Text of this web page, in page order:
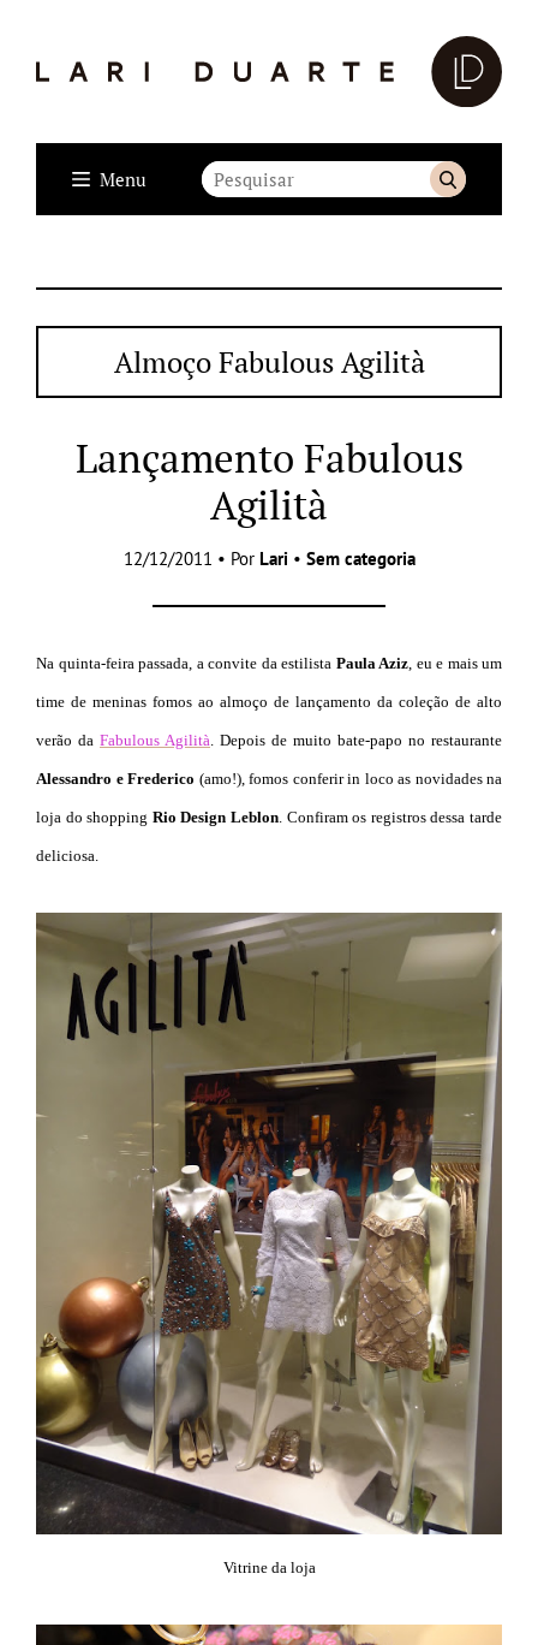
Menu
Almoço Fabulous Agilità
Lançamento Fabulous
Agilità
12/12/2011 • Por Lari • Sem categoria
Na quinta-feira passada, a convite da estilista Paula Aziz , eu e mais um
time de meninas fomos ao almoço de lançamento da coleção de alto
verão da Fabulous Agilità . Depois de muito bate-papo no restaurante
Alessandro e Frederico (amo!), fomos conferir in loco as novidades na
loja do shopping Rio Design Leblon . Confiram os registros dessa tarde
deliciosa.
Vitrine da loja